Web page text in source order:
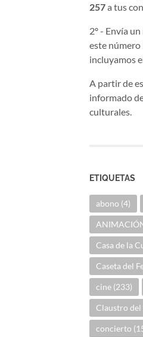
257a tus
2º - Envía
este
incluyamos
A partir de
informado
culturales.
ETIQUETAS
abono (4)
Casa de la
Caseta del
cine (233)
Claustro
concierto